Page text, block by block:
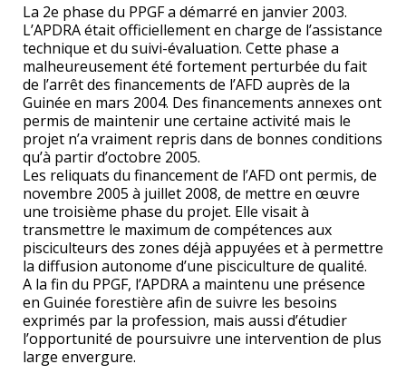
La 2e phase du PPGF a démarré en janvier 2003.
L’APDRA était officiellement en charge de l’assistance
technique et du suivi-évaluation. Cette phase a
malheureusement été fortement perturbée du fait
de l’arrêt des financements de l’AFD auprès de la
Guinée en mars 2004. Des financements annexes ont
permis de maintenir une certaine activité mais le
projet n’a vraiment repris dans de bonnes conditions
qu’à partir d’octobre 2005.
Les reliquats du financement de l’AFD ont permis, de
novembre 2005 à juillet 2008, de mettre en œuvre
une troisième phase du projet. Elle visait à
transmettre le maximum de compétences aux
pisciculteurs des zones déjà appuyées et à permettre
la diffusion autonome d’une pisciculture de qualité.
A la fin du PPGF, l’APDRA a maintenu une présence
en Guinée forestière afin de suivre les besoins
exprimés par la profession, mais aussi d’étudier
l’opportunité de poursuivre une intervention de plus
large envergure.